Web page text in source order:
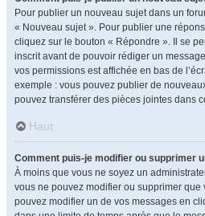
Pour publier un nouveau sujet dans un
« Nouveau sujet ». Pour publier une
cliquez sur le bouton « Répondre ». Il se
inscrit avant de pouvoir rédiger un
vos permissions est affichée en bas de
exemple : vous pouvez publier de
pouvez transférer des pièces jointes dans
Haut
Comment puis-je modifier ou supprimer
À moins que vous ne soyez un
vous ne pouvez modifier ou supprimer que
pouvez modifier un de vos messages en